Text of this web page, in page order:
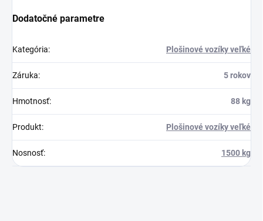
Dodatočné parametre
Kategória: Plošinové vozíky veľké
Záruka: 5 rokov
Hmotnosť: 88 kg
Produkt: Plošinové vozíky veľké
Nosnosť: 1500 kg